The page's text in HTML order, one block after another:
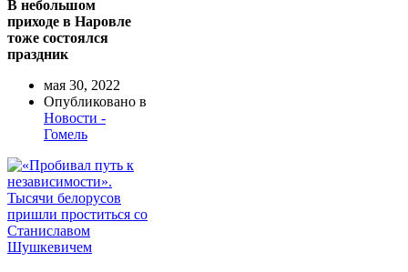
В небольшом
приходе в Наровле
тоже состоялся
праздник
мая 30, 2022
Опубликовано в
Новости -
Гомель